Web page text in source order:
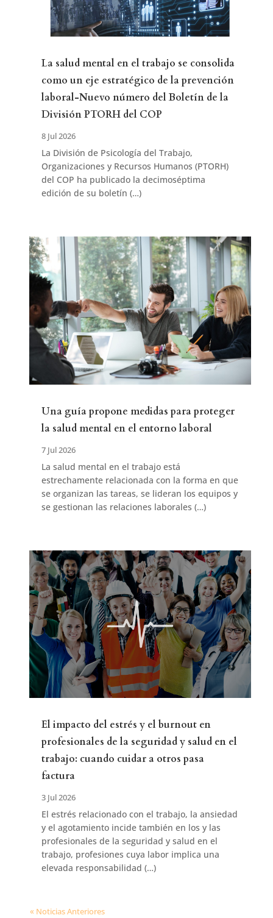
La salud mental en el trabajo se consolida
como un eje estratégico de la prevención
laboral-Nuevo número del Boletín de la
División PTORH del COP
8 Jul 2026
La División de Psicología del Trabajo,
Organizaciones y Recursos Humanos (PTORH)
del COP ha publicado la decimoséptima
edición de su boletín (…)
Una guía propone medidas para proteger
la salud mental en el entorno laboral
7 Jul 2026
La salud mental en el trabajo está
estrechamente relacionada con la forma en que
se organizan las tareas, se lideran los equipos y
se gestionan las relaciones laborales (…)
El impacto del estrés y el burnout en
profesionales de la seguridad y salud en el
trabajo: cuando cuidar a otros pasa
factura
3 Jul 2026
El estrés relacionado con el trabajo, la ansiedad
y el agotamiento incide también en los y las
profesionales de la seguridad y salud en el
trabajo, profesiones cuya labor implica una
elevada responsabilidad (…)
« Noticias Anteriores